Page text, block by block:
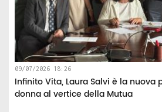
09/07/2026 18:26
Infinito Vita, Laura Salvi è la nuova
donna al vertice della Mutua